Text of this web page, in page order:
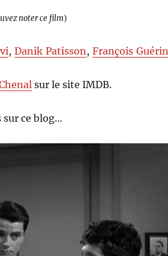
noter ce film)
,Danik Patisson ,François Guérin
sur le site IMDB.
sur ce blog…